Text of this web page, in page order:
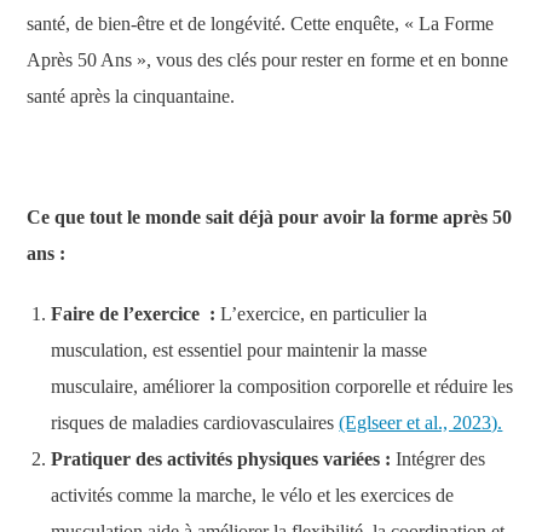
santé, de bien-être et de longévité. Cette enquête, « La Forme
Après 50 Ans », vous des clés pour rester en forme et en bonne
santé après la cinquantaine.
Ce que tout le monde sait déjà pour avoir la forme après 50
ans :
Faire de l’exercice : L’exercice, en particulier la
musculation, est essentiel pour maintenir la masse
musculaire, améliorer la composition corporelle et réduire les
risques de maladies cardiovasculaires(Eglseer et al., 2023).
Pratiquer des activités physiques variées : Intégrer des
activités comme la marche, le vélo et les exercices de